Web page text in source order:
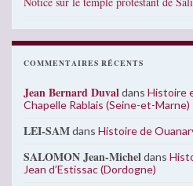
COMMENTAIRES RÉCENTS
Jean Bernard Duvaldans Histoire
Chapelle Rablais (Seine-et-Marne)
LEI-SAMdans Histoire de
SALOMON Jean-Micheldans
Jean d’Estissac (Dordogne)